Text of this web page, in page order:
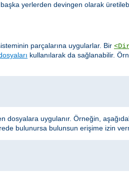
yerlerden devingen olarak
parçalarına uygularlar. Bir
kullanılarak da sağlanabilir.
dosyalara uygulanır. Örneğin,
bulunursa bulunsun erişime izin